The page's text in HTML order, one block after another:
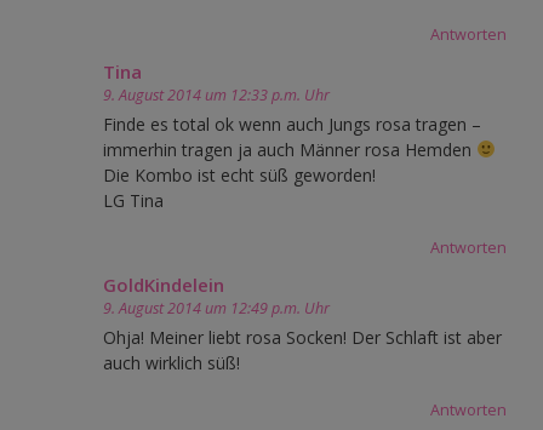
Antworten
Tina
9. August 2014 um 12:33 p.m. Uhr
Finde es total ok wenn auch Jungs rosa tragen –
immerhin tragen ja auch Männer rosa Hemden
Die Kombo ist echt süß geworden!
LG Tina
Antworten
GoldKindelein
9. August 2014 um 12:49 p.m. Uhr
Ohja! Meiner liebt rosa Socken! Der Schlaft ist aber
auch wirklich süß!
Antworten